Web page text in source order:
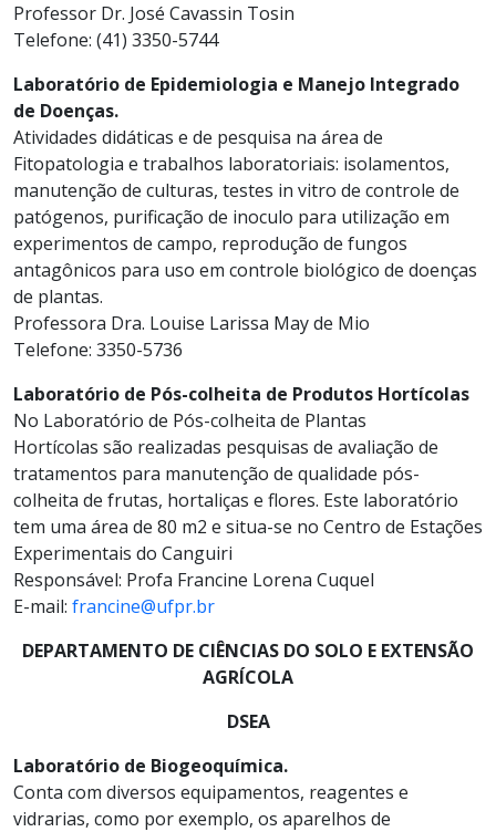
Professor Dr. José Cavassin Tosin
Telefone: (41) 3350-5744
Laboratório de Epidemiologia e Manejo Integrado
de Doenças.
Atividades didáticas e de pesquisa na área de
Fitopatologia e trabalhos laboratoriais: isolamentos,
manutenção de culturas, testes in vitro de controle de
patógenos, purificação de inoculo para utilização em
experimentos de campo, reprodução de fungos
antagônicos para uso em controle biológico de doenças
de plantas.
Professora Dra. Louise Larissa May de Mio
Telefone: 3350-5736
Laboratório de Pós-colheita de Produtos Hortícolas
No Laboratório de Pós-colheita de Plantas
Hortícolas são realizadas pesquisas de avaliação de
tratamentos para manutenção de qualidade pós-
colheita de frutas, hortaliças e flores. Este laboratório
tem uma área de 80 m2 e situa-se no Centro de Estações
Experimentais do Canguiri
Responsável: Profa Francine Lorena Cuquel
E-mail: francine@ufpr.br
DEPARTAMENTO DE CIÊNCIAS DO SOLO E EXTENSÃO
AGRÍCOLA
DSEA
Laboratório de Biogeoquímica.
Conta com diversos equipamentos, reagentes e
vidrarias, como por exemplo, os aparelhos de